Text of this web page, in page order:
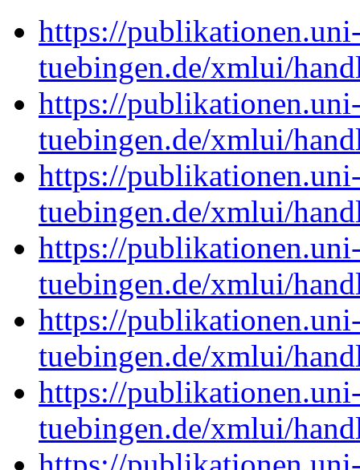
https://
tuebingen.de/xmlui/
https://
tuebingen.de/xmlui/
https://
tuebingen.de/xmlui/
https://
tuebingen.de/xmlui/
https://
tuebingen.de/xmlui/
https://
tuebingen.de/xmlui/